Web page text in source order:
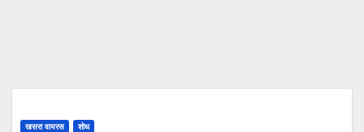
खसरा वायरस शोध